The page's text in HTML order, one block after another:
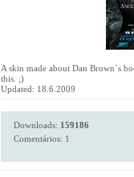
A skin made about Dan Brown`s
this. ;)
Updated: 18.6.2009
Downloads: 159186
Comentários: 1